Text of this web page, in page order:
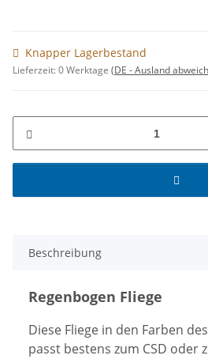
Knapper Lagerbestand
Lieferzeit:0 Werktage (DE - Ausland
Beschreibung
Regenbogen Fliege
Diese Fliege in den Farben
passt bestens zum CSD oder